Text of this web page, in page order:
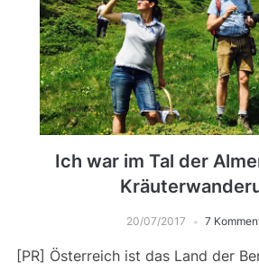
Ich war im Tal der
20/07/2017 7
[PR] Österreich ist das Land der